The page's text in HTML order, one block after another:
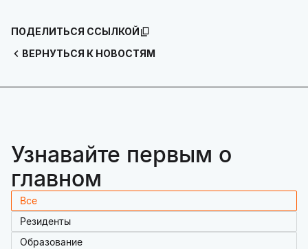
ВЕРНУТЬСЯ К НОВОСТЯМ
ПОДЕЛИТЬСЯ ССЫЛКОЙ
Узнавайте первым о
главном
Все
Резиденты
Образование